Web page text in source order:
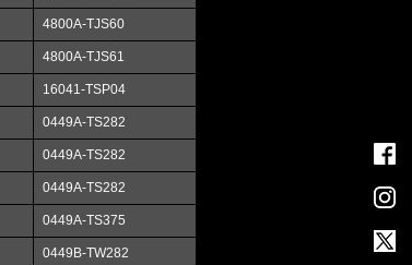
4800A-TJS60
4800A-TJS61
16041-TSP04
0449A-TS282
0449A-TS282
0449A-TS282
0449A-TS375
0449B-TW282